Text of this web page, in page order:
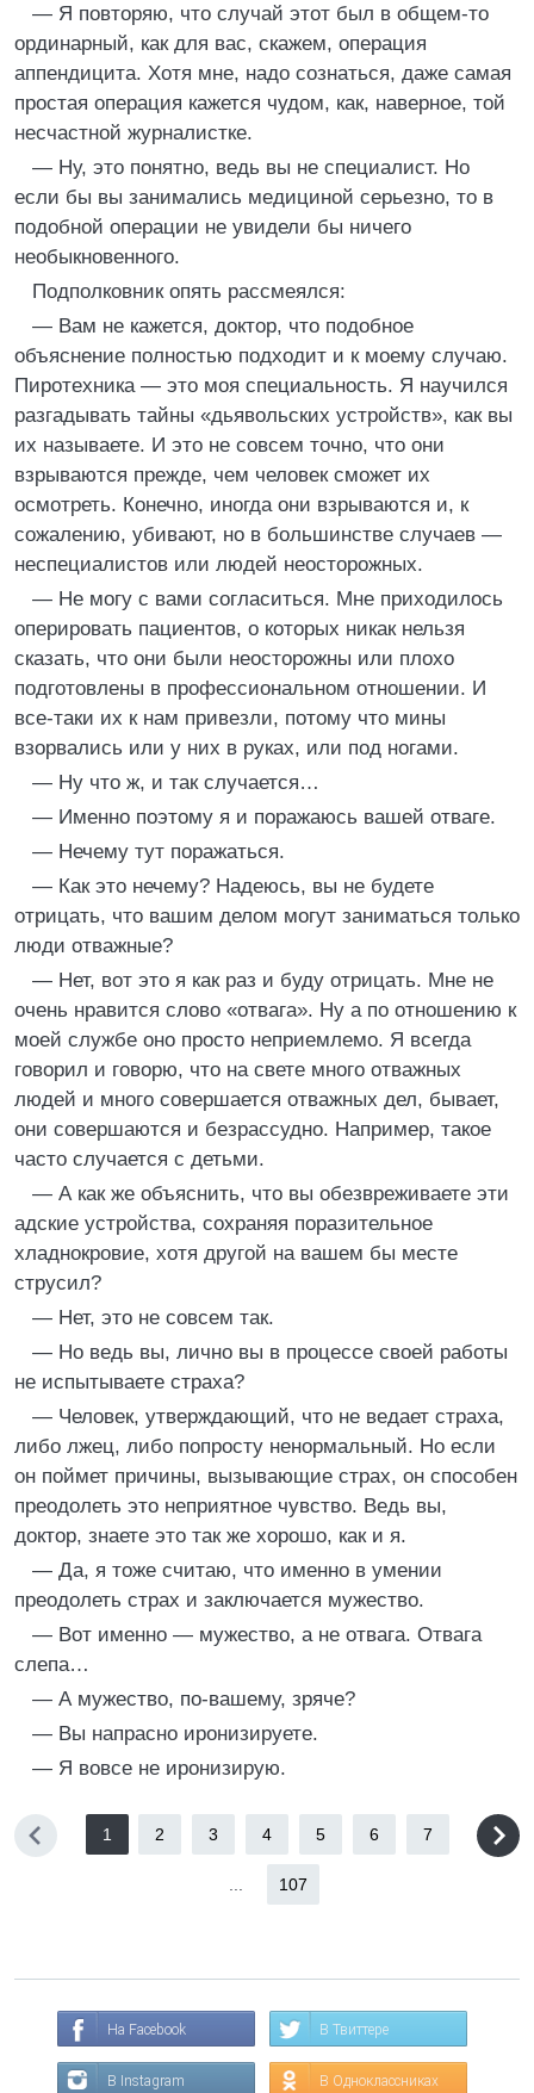
— Я повторяю, что случай этот был в общем-то
ординарный, как для вас, скажем, операция
аппендицита. Хотя мне, надо сознаться, даже самая
простая операция кажется чудом, как, наверное, той
несчастной журналистке.
— Ну, это понятно, ведь вы не специалист. Но
если бы вы занимались медициной серьезно, то в
подобной операции не увидели бы ничего
необыкновенного.
Подполковник опять рассмеялся:
— Вам не кажется, доктор, что подобное
объяснение полностью подходит и к моему случаю.
Пиротехника — это моя специальность. Я научился
разгадывать тайны «дьявольских устройств», как вы
их называете. И это не совсем точно, что они
взрываются прежде, чем человек сможет их
осмотреть. Конечно, иногда они взрываются и, к
сожалению, убивают, но в большинстве случаев —
неспециалистов или людей неосторожных.
— Не могу с вами согласиться. Мне приходилось
оперировать пациентов, о которых никак нельзя
сказать, что они были неосторожны или плохо
подготовлены в профессиональном отношении. И
все-таки их к нам привезли, потому что мины
взорвались или у них в руках, или под ногами.
— Ну что ж, и так случается…
— Именно поэтому я и поражаюсь вашей отваге.
— Нечему тут поражаться.
— Как это нечему? Надеюсь, вы не будете
отрицать, что вашим делом могут заниматься только
люди отважные?
— Нет, вот это я как раз и буду отрицать. Мне не
очень нравится слово «отвага». Ну а по отношению к
моей службе оно просто неприемлемо. Я всегда
говорил и говорю, что на свете много отважных
людей и много совершается отважных дел, бывает,
они совершаются и безрассудно. Например, такое
часто случается с детьми.
— А как же объяснить, что вы обезвреживаете эти
адские устройства, сохраняя поразительное
хладнокровие, хотя другой на вашем бы месте
струсил?
— Нет, это не совсем так.
— Но ведь вы, лично вы в процессе своей работы
не испытываете страха?
— Человек, утверждающий, что не ведает страха,
либо лжец, либо попросту ненормальный. Но если
он поймет причины, вызывающие страх, он способен
преодолеть это неприятное чувство. Ведь вы,
доктор, знаете это так же хорошо, как и я.
— Да, я тоже считаю, что именно в умении
преодолеть страх и заключается мужество.
— Вот именно — мужество, а не отвага. Отвага
слепа…
— А мужество, по-вашему, зряче?
— Вы напрасно иронизируете.
— Я вовсе не иронизирую.
1 2 3 4 5 6 7
107
На Facebook В Твиттере
В Instagram В Одноклассниках